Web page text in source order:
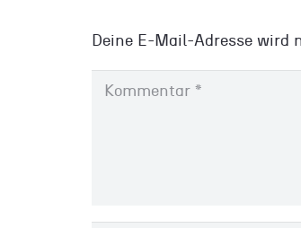
Deine E-Mail-Adresse wird